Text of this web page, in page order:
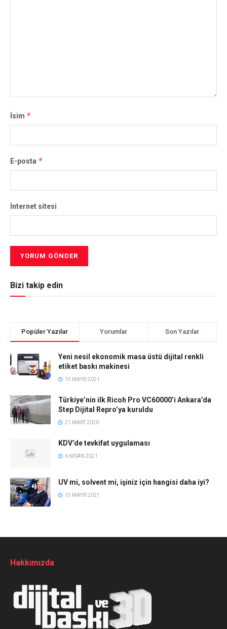
İsim *
E-posta *
İnternet sitesi
Bizi takip edin
Popüler Yazılar Yorumlar Son Yazılar
Yeni nesil ekonomik masa üstü dijital renkli
etiket baskı makinesi
15 MAYIS 2021
Türkiye’nin ilk Ricoh Pro VC60000’i Ankara’da
Step Dijital Repro’ya kuruldu
21 MART 2020
KDV’de tevkifat uygulaması
6 NISAN 2021
UV mi, solvent mi, işiniz için hangisi daha iyi?
15 MAYIS 2021
Hakkımızda